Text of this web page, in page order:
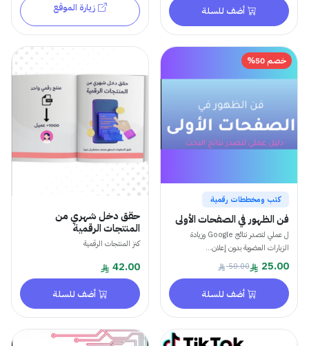
أضف للسلة زيارة الموقع
خصم 50%
كتب ومخططات رقمية
فن الظهور في الصفحات الأولى
ل عملي لتصدر نتائج Google وزيادة
الزيارات العضوية بدون إعلان...
25.00
50.00
أضف للسلة
حقق دخل شهري من
المنتجات الرقمية
كنز المنتجات الرقمية
42.00
أضف للسلة